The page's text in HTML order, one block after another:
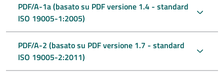
PDF/A-1a (basato su PDF versione 1.4 - standard
ISO 19005-1:2005)
PDF/A-2 (basato su PDF versione 1.7 - standard
ISO 19005-2:2011)